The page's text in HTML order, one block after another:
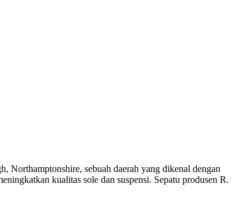
Northamptonshire, sebuah daerah yang dikenal dengan
kualitas sole dan suspensi. Sepatu produsen R.